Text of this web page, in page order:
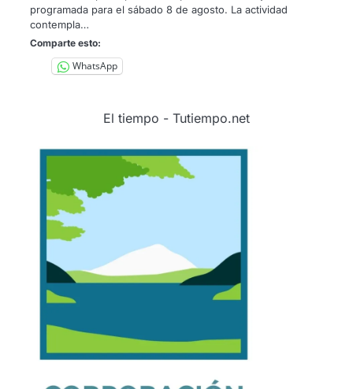
programada para el sábado 8 de agosto. La actividad
contempla…
Comparte esto:
WhatsApp
El tiempo - Tutiempo.net